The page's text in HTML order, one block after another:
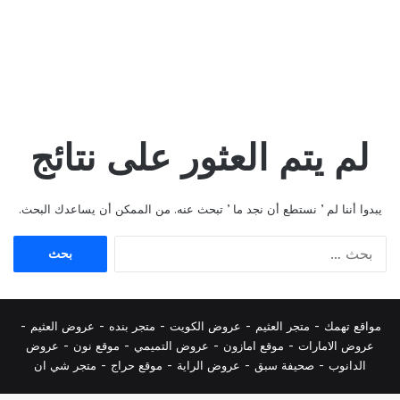
لم يتم العثور على نتائج
يبدوا أننا لم ’ نستطع أن نجد ما ’ تبحث عنه. من الممكن أن يساعدك البحث.
مواقع تهمك - متجر العثيم - عروض الكويت - متجر بنده - عروض العثيم -
عروض الامارات - موقع امازون - عروض التميمي - موقع نون - عروض
الدانوب - صحيفة سبق - عروض الراية - موقع حراج - متجر شي ان